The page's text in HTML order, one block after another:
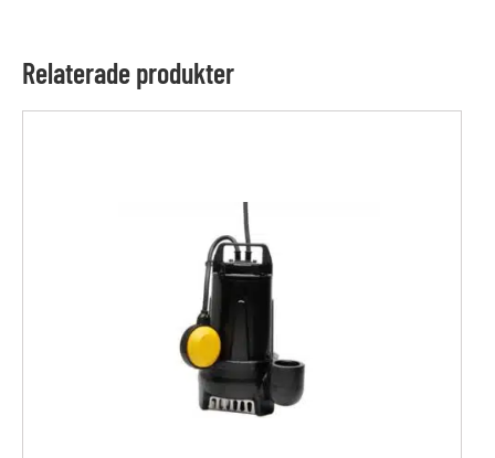
Relaterade produkter